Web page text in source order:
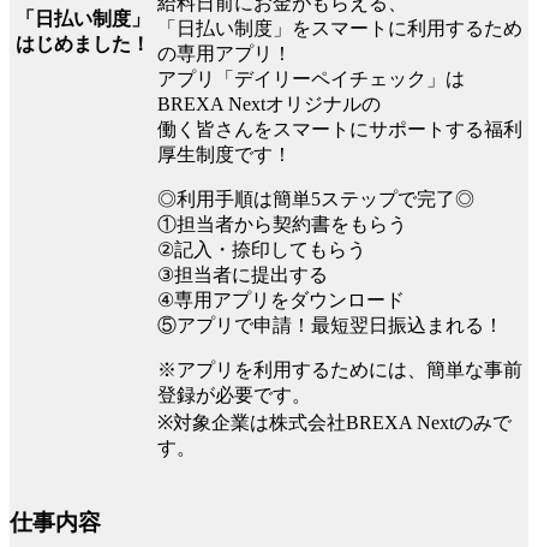
「日払い制度」
はじめました！
「日払い制度」をスマートに利用するため
の専用アプリ！
アプリ「デイリーペイチェック」は
BREXA Nextオリジナルの
働く皆さんをスマートにサポートする福利
厚生制度です！
◎利用手順は簡単5ステップで完了◎
①担当者から契約書をもらう
②記入・捺印してもらう
③担当者に提出する
④専用アプリをダウンロード
⑤アプリで申請！最短翌日振込まれる！
※アプリを利用するためには、簡単な事前
登録が必要です。
※対象企業は株式会社BREXA Nextのみで
す。
仕事内容